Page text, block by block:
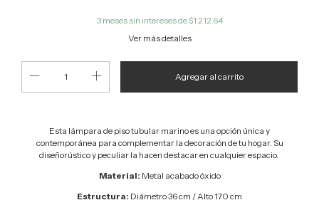
3 meses sin intereses de $1,212.64
Ver más detalles
Esta lámpara de piso tubular marino es una opción única y
contemporánea para complementar la decoración de tu hogar. Su
diseñorústico y peculiar la hacen destacar en cualquier espacio.
Material: Metal acabado óxido
Estructura: Diámetro 36 cm / Alto 170 cm